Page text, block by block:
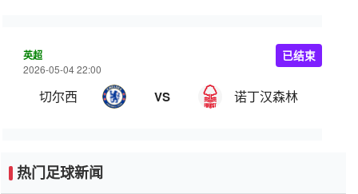
英超
2026-05-04 22:00
切尔西 VS 诺丁汉森林
已结束
热门足球新闻